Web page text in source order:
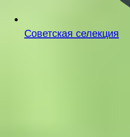
Советская селекция